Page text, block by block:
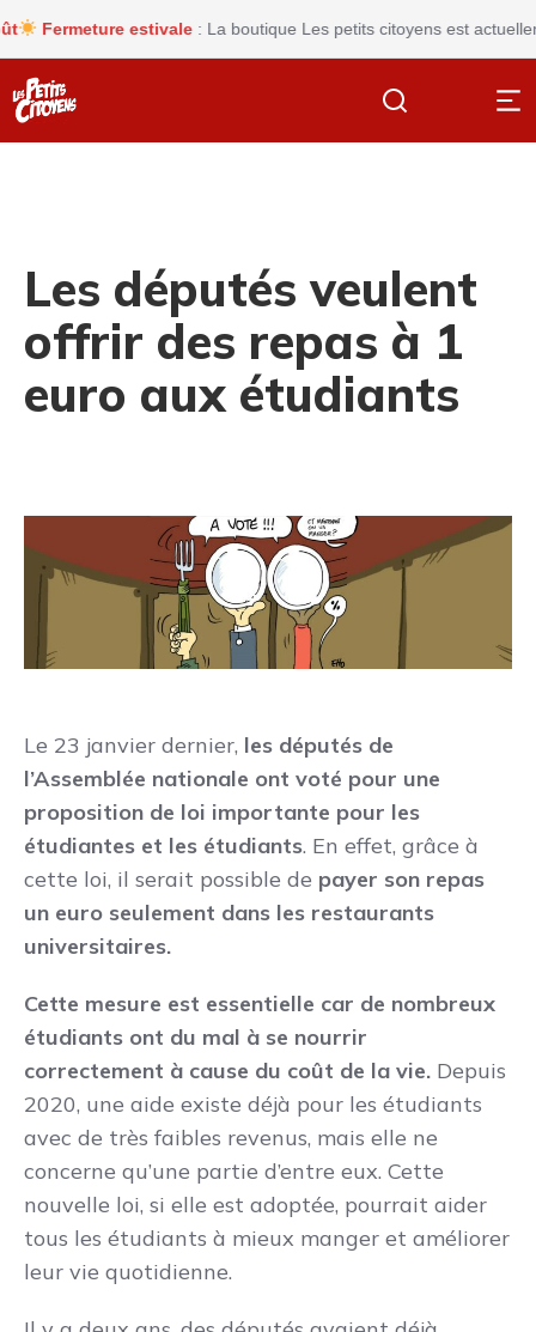
Fermeture estivale: La boutique Les petits citoyens est
Les députés veulent
offrir des repas à 1
euro aux étudiants
Le 23 janvier dernier, les députés de
l’Assemblée nationale ont voté pour une
proposition de loi importante pour les
étudiantes et les étudiants. En effet, grâce à
cette loi, il serait possible de payer son repas
un euro seulement dans les restaurants
universitaires.
Cette mesure est essentielle car de nombreux
étudiants ont du mal à se nourrir
correctement à cause du coût de la vie. Depuis
2020, une aide existe déjà pour les étudiants
avec de très faibles revenus, mais elle ne
concerne qu’une partie d’entre eux. Cette
nouvelle loi, si elle est adoptée, pourrait aider
tous les étudiants à mieux manger et améliorer
leur vie quotidienne.